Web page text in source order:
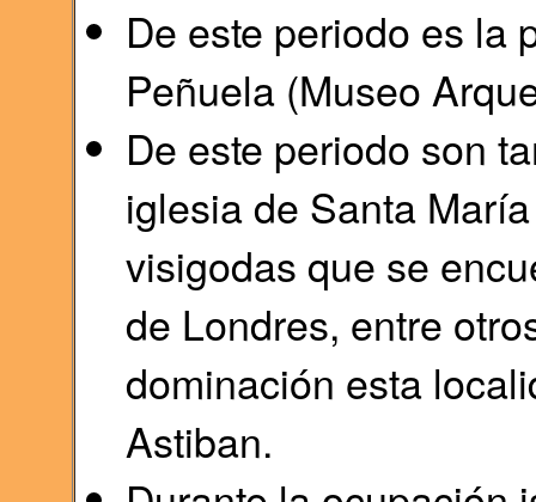
De este periodo es la
Peñuela (Museo
De este periodo son
iglesia de Santa
visigodas que se
de Londres, entre
dominación esta
Astiban.